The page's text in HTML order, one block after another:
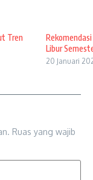
Tren
Libur
20 Januari
Ruas yang wajib